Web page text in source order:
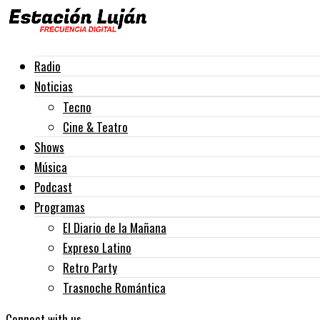
Radio
Noticias
Tecno
Cine & Teatro
Shows
Música
Podcast
Programas
El Diario de la Mañana
Expreso Latino
Retro Party
Trasnoche Romántica